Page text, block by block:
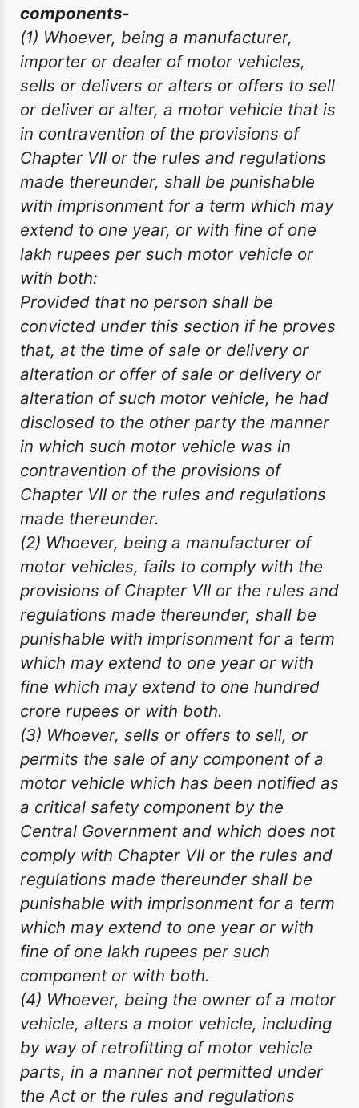
components-
(1) Whoever, being a manufacturer,
importer or dealer of motor vehicles,
sells or delivers or alters or offers to sell
or deliver or alter, a motor vehicle that is
in contravention of the provisions of
Chapter VII or the rules and regulations
made thereunder, shall be punishable
with imprisonment for a term which may
extend to one year, or with fine of one
lakh rupees per such motor vehicle or
with both:
Provided that no person shall be
convicted under this section if he proves
that, at the time of sale or delivery or
alteration or offer of sale or delivery or
alteration of such motor vehicle, he had
disclosed to the other party the manner
in which such motor vehicle was in
contravention of the provisions of
Chapter VII or the rules and regulations
made thereunder.
(2) Whoever, being a manufacturer of
motor vehicles, fails to comply with the
provisions of Chapter VII or the rules and
regulations made thereunder, shall be
punishable with imprisonment for a term
which may extend to one year or with
fine which may extend to one hundred
crore rupees or with both.
(3) Whoever, sells or offers to sell, or
permits the sale of any component of a
motor vehicle which has been notified as
a critical safety component by the
Central Government and which does not
comply with Chapter VII or the rules and
regulations made thereunder shall be
punishable with imprisonment for a term
which may extend to one year or with
fine of one lakh rupees per such
component or with both.
(4) Whoever, being the owner of a motor
vehicle, alters a motor vehicle, including
by way of retrofitting of motor vehicle
parts, in a manner not permitted under
the Act or the rules and regulations